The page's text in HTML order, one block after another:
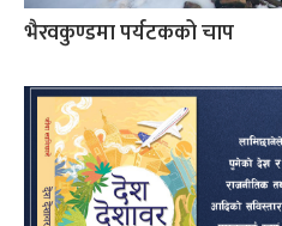
भैरवकुण्डमा पर्यटकको चाप